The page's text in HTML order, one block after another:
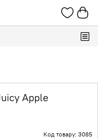
Apple
Код товару: 3085